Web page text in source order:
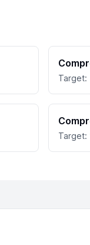
Target:
Target: